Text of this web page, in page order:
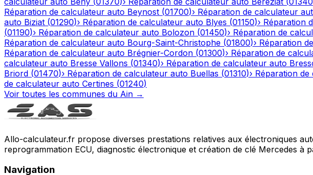
Réparation de calculateur auto Beynost (01700)› Réparation de calculateur
auto Biziat (01290)› Réparation de calculateur auto Blyes (01150)› Réparation
(01190)› Réparation de calculateur auto Bolozon (01450)› Réparation de
Réparation de calculateur auto Bourg-Saint-Christophe (01800)› Réparation
Réparation de calculateur auto Brégnier-Cordon (01300)› Réparation de
calculateur auto Bresse Vallons (01340)› Réparation de calculateur auto
Briord (01470)› Réparation de calculateur auto Buellas (01310)› Réparation
de calculateur auto Certines (01240)
Voir toutes les communes du Ain →
Allo-calculateur.fr propose diverses prestations relatives aux électroniques
reprogrammation ECU, diagnostic électronique et création de clé Mercedes
Navigation